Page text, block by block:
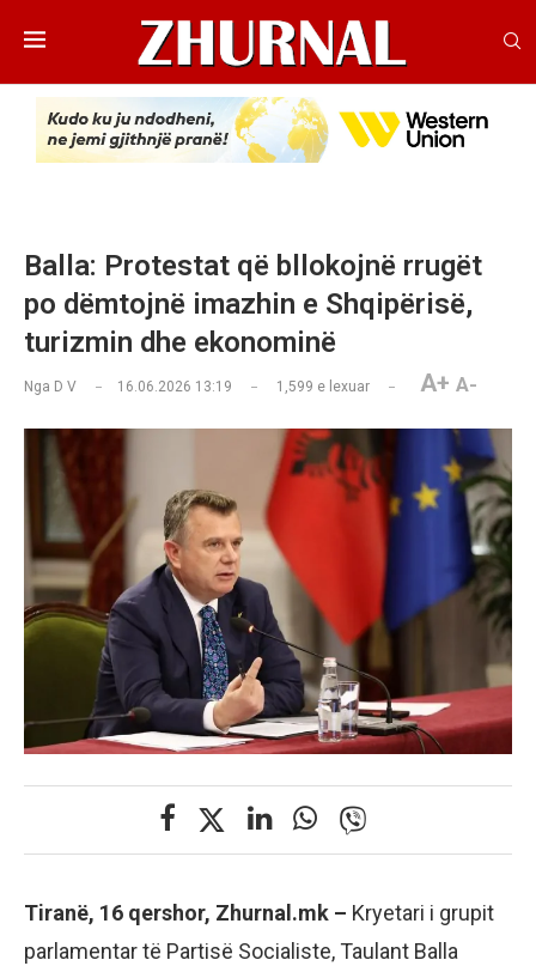
Balla: Protestat që bllokojnë rrugët
po dëmtojnë imazhin e Shqipërisë,
turizmin dhe ekonominë
Nga D V 16.06.2026 13:19 1,599 e lexuar A+ A-
Tiranë, 16 qershor, Zhurnal.mk – Kryetari i grupit
parlamentar të Partisë Socialiste, Taulant Balla